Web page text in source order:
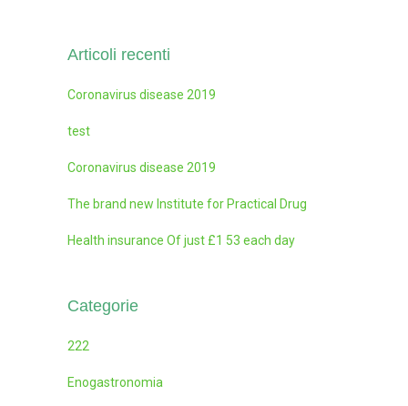
Articoli recenti
Coronavirus disease 2019
test
Coronavirus disease 2019
The brand new Institute for Practical Drug
Health insurance Of just £1 53 each day
Categorie
222
Enogastronomia